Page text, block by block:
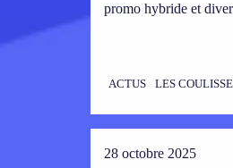
promo hybride et
ACTUS LES
28 octobre 2025